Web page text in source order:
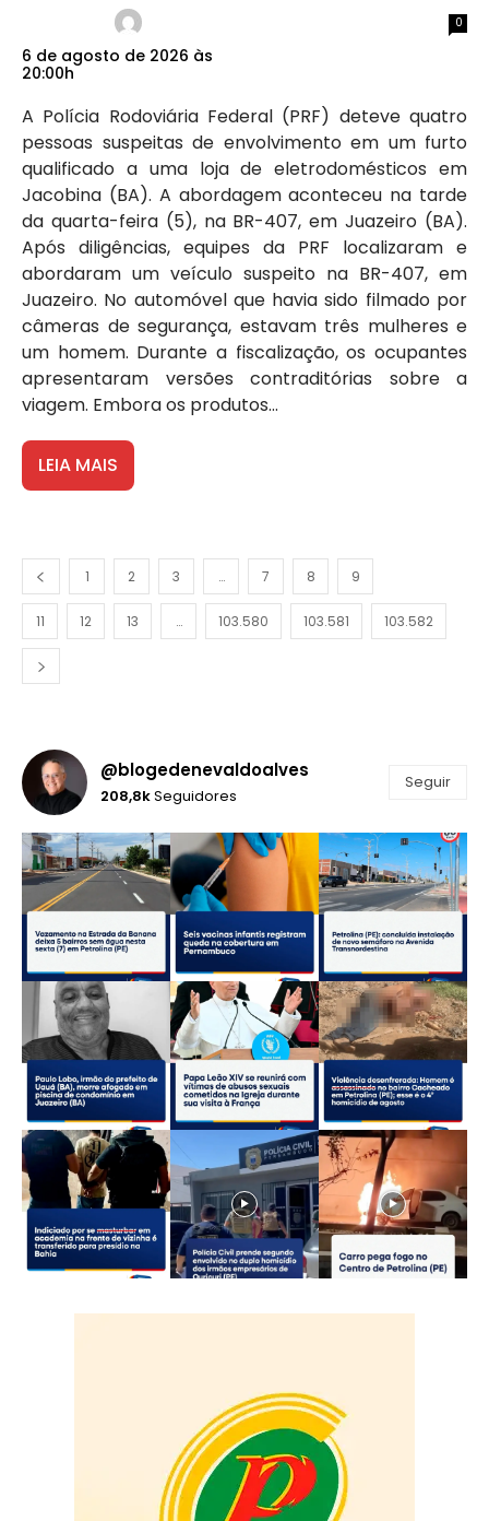
6 de agosto de 2026 às
20:00h
0
A Polícia Rodoviária Federal (PRF) deteve quatro
pessoas suspeitas de envolvimento em um furto
qualificado a uma loja de eletrodomésticos em
Jacobina (BA). A abordagem aconteceu na tarde
da quarta-feira (5), na BR-407, em Juazeiro (BA).
Após diligências, equipes da PRF localizaram e
abordaram um veículo suspeito na BR-407, em
Juazeiro. No automóvel que havia sido filmado por
câmeras de segurança, estavam três mulheres e
um homem. Durante a fiscalização, os ocupantes
apresentaram versões contraditórias sobre a
viagem. Embora os produtos...
LEIA MAIS
1 2 3 … 7 8 9
11 12 13 … 103.580 103.581 103.582
@blogedenevaldoalves
208,8kSeguidores
Seguir